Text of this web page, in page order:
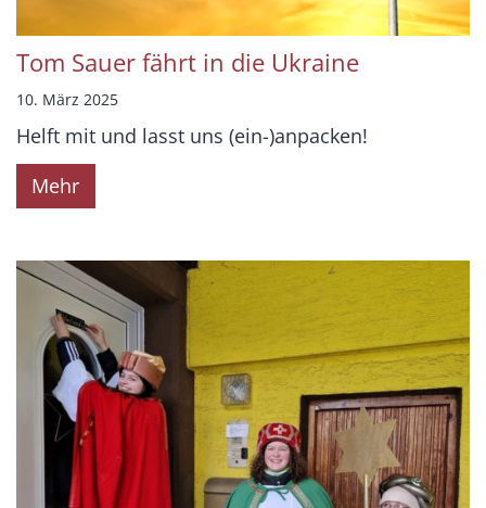
Tom Sauer fährt in die Ukraine
10. März 2025
Helft mit und lasst uns (ein-)anpacken!
Mehr